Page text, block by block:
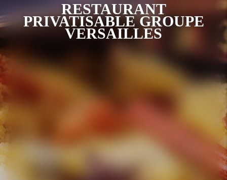
RESTAURANT
PRIVATISABLE GROUPE
VERSAILLES